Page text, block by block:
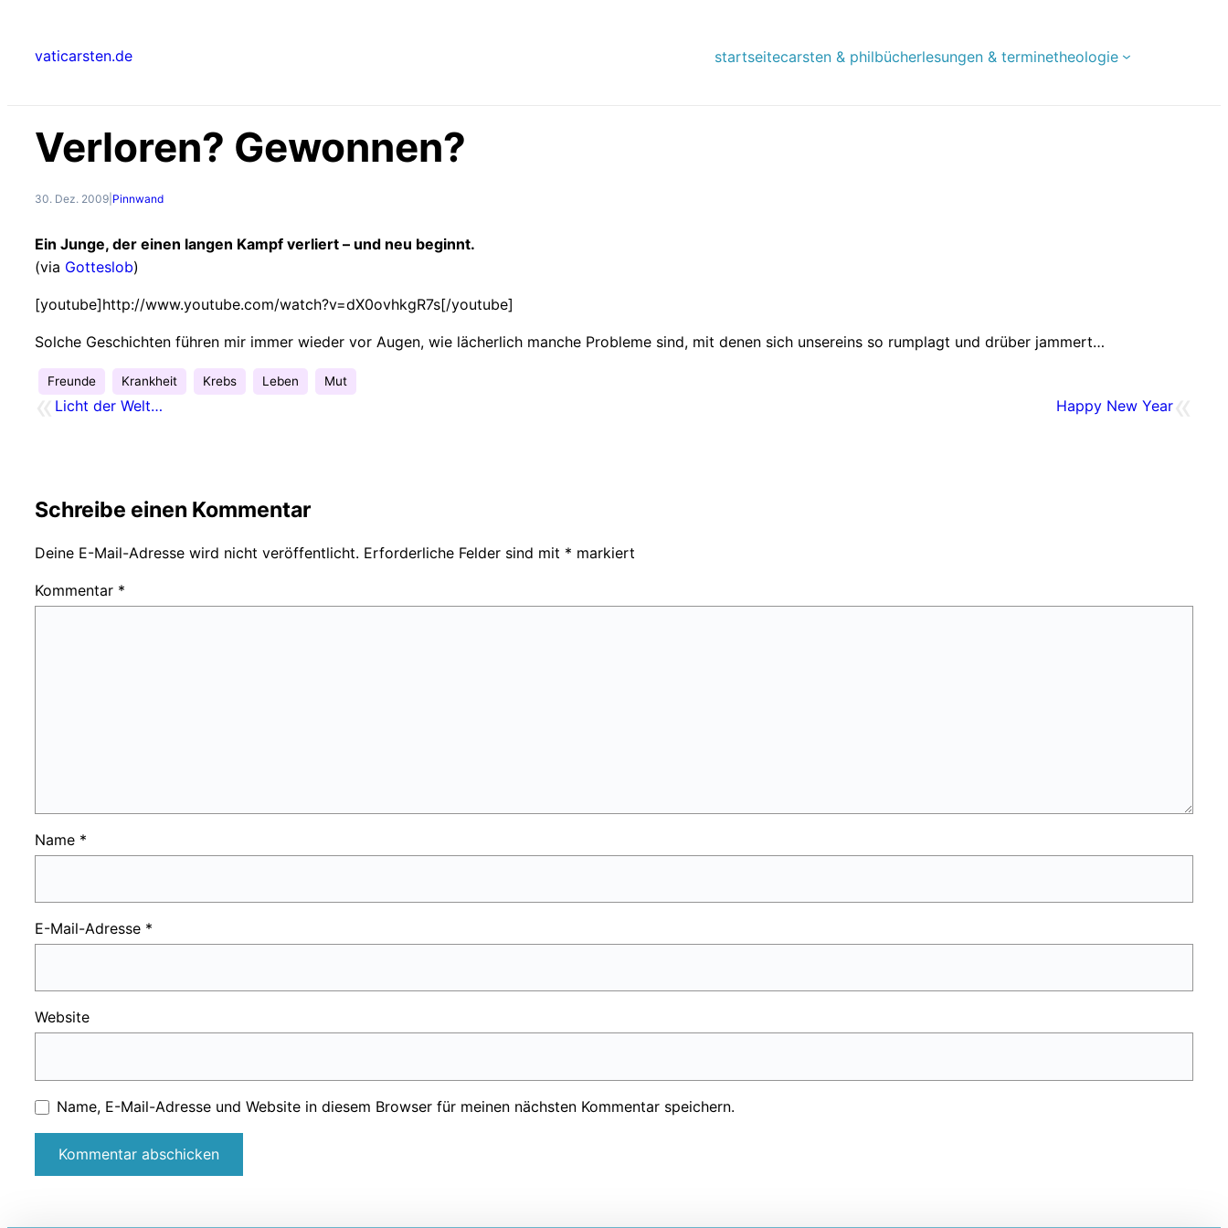
springen
vaticarsten.de startseitecarsten & philbücherlesungen & terminetheologie
Verloren? Gewonnen?
30. Dez. 2009 Pinnwand
Ein Junge, der einen langen Kampf verliert – und neu beginnt.
(via Gotteslob)
[youtube]http://www.youtube.com/watch?v=dX0ovhkgR7s[/youtube]
Solche Geschichten führen mir immer wieder vor Augen, wie lächerlich manche Probleme sind, mit denen sich unsereins so rumplagt und drüber jammert…
Freunde Krankheit Krebs Leben Mut
«Licht der Welt… Happy New Year
Schreibe einen Kommentar
Deine E-Mail-Adresse wird nicht veröffentlicht. Erforderliche Felder sind mit * markiert
Kommentar *
Name *
E-Mail-Adresse *
Website
Name, E-Mail-Adresse und Website in diesem Browser für meinen nächsten Kommentar speichern.